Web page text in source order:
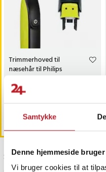
Samtykke
Denne hjemmeside
Vi bruger cookies til at
Trimmerhoved til
næsehår til Philips
OneBlade /
næsehårstrimmer /
næsetrimmerhoved
Pris:69 kr.
69 kr.
Køb
Sidst besøgt